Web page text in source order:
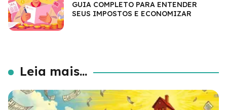
GUIA COMPLETO PARA ENTENDER
SEUS IMPOSTOS E ECONOMIZAR
Leia mais...